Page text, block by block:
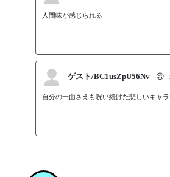
人間味が感じられる
ゲスト/BC1usZpU56Nv 😢
自分の一面さえも呪い続けた悲しいキャ